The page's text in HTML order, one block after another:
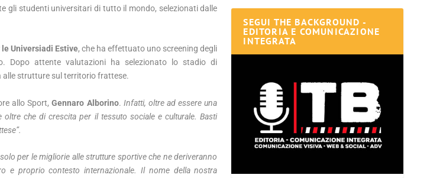
gli studenti universitari di tutto il mondo, selezionati dalle
Universiadi Estive, che ha effettuato uno screening degli
Dopo attente valutazioni ha selezionato lo stadio di
alle strutture sul territorio frattese.
allo Sport,Gennaro Alborino. Infatti, oltre ad essere una
che di crescita per il tessuto sociale e culturale. Basti
per le migliorie alle strutture sportive che ne deriveranno
e proprio contesto internazionale. Il nome della nostra
SEGUI THE BACKGROUND -
EDITORIA E COMUNICAZIONE
INTEGRATA